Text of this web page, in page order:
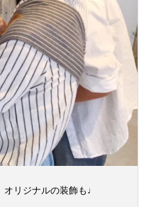
リジナルの装飾も♩